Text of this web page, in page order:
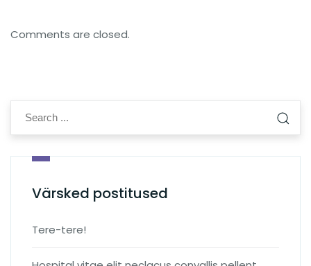
Comments are closed.
Värsked postitused
Tere-tere!